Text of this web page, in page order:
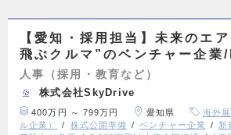
【愛知・採用担当】未来のエ
飛ぶクルマ”のベンチャー企業
人事（採用・教育など）
株式会社SkyDrive
400万円 ～ 799万円 愛知県
海外
ル企業）
株式公開準備 ベンチャー企業
新